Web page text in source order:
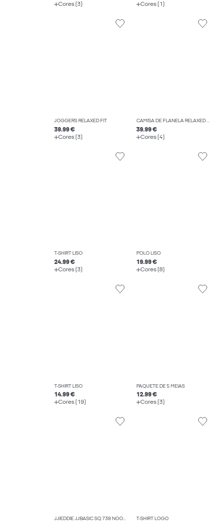
Cores (3)
Cores (1)
JOGGERS RELAXED FIT
39.99 €
Cores (3)
CAMISA DE FLANELA RELAXED FIT
39.99 €
Cores (4)
T-SHIRT LISO
24.99 €
Cores (3)
POLO LISO
19.99 €
Cores (8)
T-SHIRT LISO
14.99 €
Cores (19)
PAQUETE DE 5 MEIAS
12.99 €
Cores (3)
JJIEDDIE JJBASIC SQ 738 NOOS JEANS LOOSE FIT T-SHIRT LOGO